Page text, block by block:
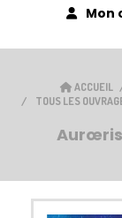
Mon
ACCUEIL
TOUS LES